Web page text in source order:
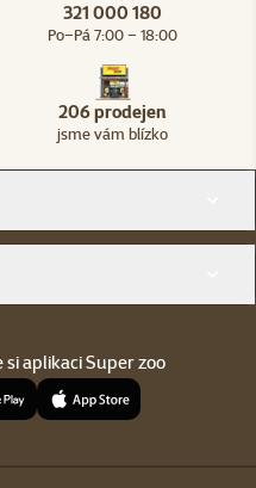
321 000 180
Po–Pá 7:00 – 18:00
206 prodejen
jsme vám blízko
si aplikaci Super zoo